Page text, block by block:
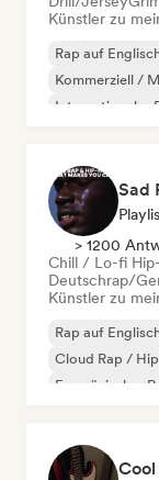
Künstler zu
Rap auf
Kommerziell /
Internationaler
Sad
> 1200
Chill / Lo-fi
Deutschrap/
Künstler zu
Rap auf
Cloud Rap /
Französischer
Cool